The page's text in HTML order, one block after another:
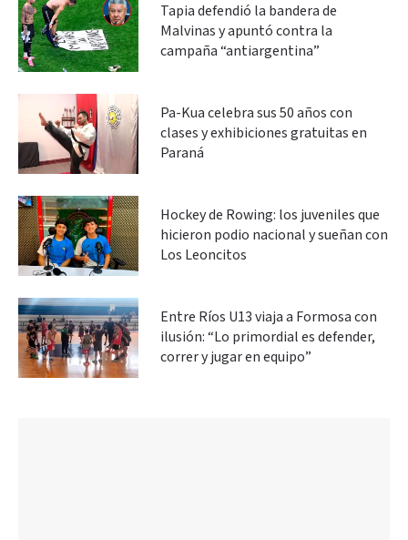
Tapia defendió la bandera de
Malvinas y apuntó contra la
campaña “antiargentina”
Pa-Kua celebra sus 50 años con
clases y exhibiciones gratuitas en
Paraná
Hockey de Rowing: los juveniles que
hicieron podio nacional y sueñan con
Los Leoncitos
Entre Ríos U13 viaja a Formosa con
ilusión: “Lo primordial es defender,
correr y jugar en equipo”